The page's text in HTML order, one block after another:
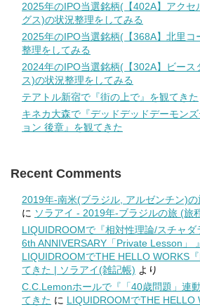
2025年のIPO当選銘柄(【402A】アクセ
グス)の状況整理をしてみる
2025年のIPO当選銘柄(【368A】北里コ
整理をしてみる
2024年のIPO当選銘柄(【302A】ビース
ス)の状況整理をしてみる
テアトル新宿で『街の上で』を観てきた
キネカ大森で『デッドデッドデーモン
ョン 後章』を観てきた
Recent Comments
2019年-南米(ブラジル, アルゼンチン)
に ソラアイ - 2019年-ブラジルの旅 (旅
LIQUIDROOMで『相対性理論/スチャ
6th ANNIVERSARY「Private Lesson」
LIQUIDROOMでTHE HELLO WORKS『
てきた | ソラアイ(雑記帳) より
C.C.Lemonホールで『「40歳問題」連
てきた に LIQUIDROOMでTHE HELLO